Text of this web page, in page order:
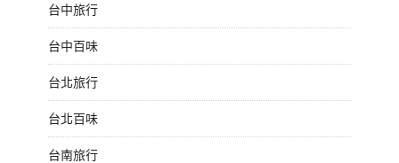
台中旅行
台中百味
台北旅行
台北百味
台南旅行